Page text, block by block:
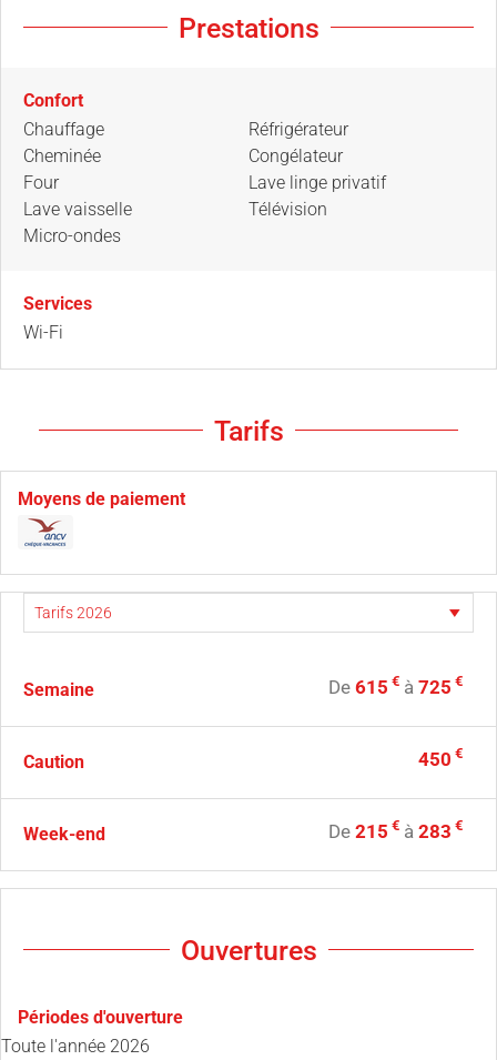
Prestations
Confort
Chauffage
Cheminée
Four
Lave vaisselle
Micro-ondes
Réfrigérateur
Congélateur
Lave linge privatif
Télévision
Services
Wi-Fi
Tarifs
Moyens de paiement
Semaine De 615 € à 725 €
Caution 450 €
Week-end De 215 € à 283 €
Ouvertures
Périodes d'ouverture
Toute l'année 2026